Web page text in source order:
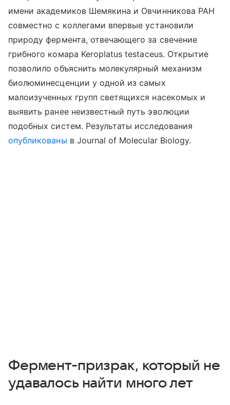
имени академиков Шемякина и Овчинникова РАН
совместно с коллегами впервые установили
природу фермента, отвечающего за свечение
грибного комара Keroplatus testaceus. Открытие
позволило объяснить молекулярный механизм
биолюминесценции у одной из самых
малоизученных групп светящихся насекомых и
выявить ранее неизвестный путь эволюции
подобных систем. Результаты исследования
опубликованы в Journal of Molecular Biology.
Фермент-призрак, который не
удавалось найти много лет